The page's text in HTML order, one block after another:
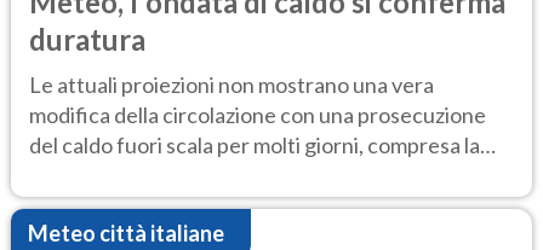
duratura
Le attuali proiezioni non mostrano una vera
modifica della circolazione con una prosecuzione
del caldo fuori scala per molti giorni, compresa la
Meteo città italiane